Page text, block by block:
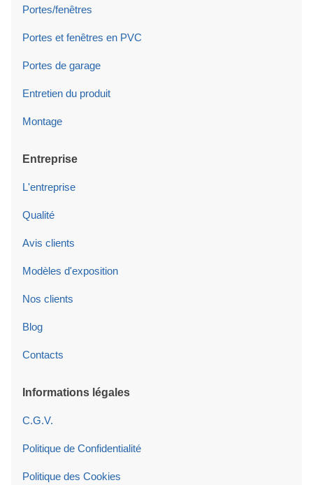
Portes/fenêtres
Portes et fenêtres en PVC
Portes de garage
Entretien du produit
Montage
Entreprise
L'entreprise
Qualité
Avis clients
Modèles d'exposition
Nos clients
Blog
Contacts
Informations légales
C.G.V.
Politique de Confidentialité
Politique des Cookies